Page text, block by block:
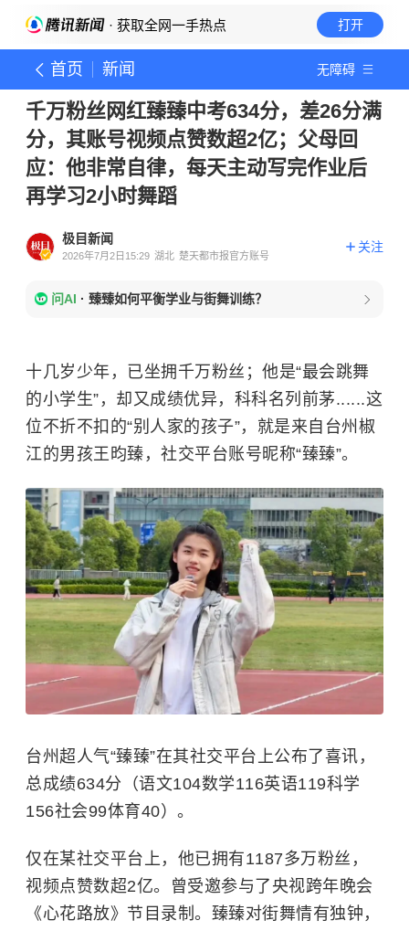
· 获取全网一手热点 打开
首页 新闻 无障碍
千万粉丝网红臻臻中考634分，差26分满
分，其账号视频点赞数超2亿；父母回
应：他非常自律，每天主动写完作业后
再学习2小时舞蹈
极目新闻
2026年7月2日15:29 湖北 楚天都市报官方账号
关注
问AI · 臻臻如何平衡学业与街舞训练？
十几岁少年，已坐拥千万粉丝；他是“最会跳舞
的小学生”，却又成绩优异，科科名列前茅......这
位不折不扣的“别人家的孩子”，就是来自台州椒
江的男孩王昀臻，社交平台账号昵称“臻臻”。
台州超人气“臻臻”在其社交平台上公布了喜讯，
总成绩634分（语文104数学116英语119科学
156社会99体育40）。
仅在某社交平台上，他已拥有1187多万粉丝，
视频点赞数超2亿。曾受邀参与了央视跨年晚会
《心花路放》节目录制。臻臻对街舞情有独钟，